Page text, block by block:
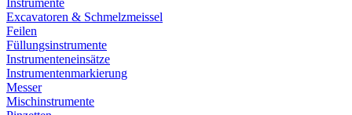
Instrumente
Excavatoren & Schmelzmeissel
Feilen
Füllungsinstrumente
Instrumenteneinsätze
Instrumentenmarkierung
Messer
Mischinstrumente